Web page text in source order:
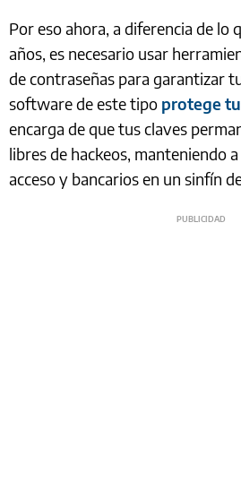
Por eso ahora, a diferencia de lo
años, es necesario usar
de contraseñas para garantizar
software de este tipo protege
encarga de que tus claves
libres de hackeos, manteniendo
acceso y bancarios en un sinfín